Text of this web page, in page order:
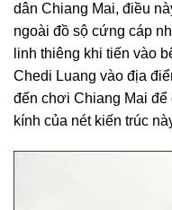
dân Chiang Mai, điều
ngoài đồ sộ cứng cáp
linh thiêng khi tiến vào
Chedi Luang vào địa
đến chơi Chiang Mai để
kính của nét kiến trúc